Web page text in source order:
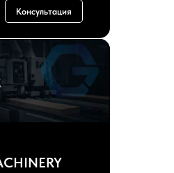
Консультация